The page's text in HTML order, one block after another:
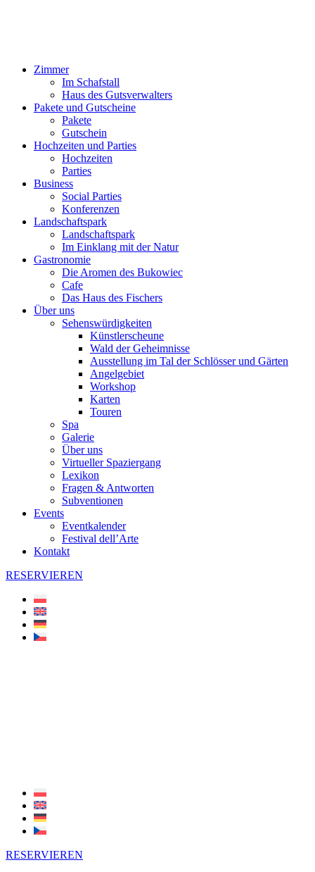
Zimmer
Im Schafstall
Haus des Gutsverwalters
Pakete und Gutscheine
Pakete
Gutschein
Hochzeiten und Parties
Hochzeiten
Parties
Business
Social Parties
Konferenzen
Landschaftspark
Landschaftspark
Im Einklang mit der Natur
Gastronomie
Die Aromen des Bukowiec
Cafe
Das Haus des Fischers
Über uns
Sehenswürdigkeiten
Künstlerscheune
Wald der Geheimnisse
Ausstellung im Tal der Schlösser und Gärten
Angelgebiet
Workshop
Karten
Touren
Spa
Galerie
Über uns
Virtueller Spaziergang
Lexikon
Fragen & Antworten
Subventionen
Events
Eventkalender
Festival dell’Arte
Kontakt
RESERVIEREN
RESERVIEREN